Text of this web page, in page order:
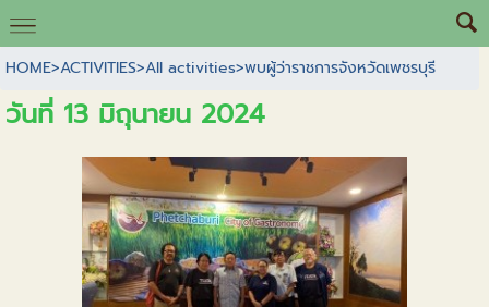
HOME>ACTIVITIES>All activities>พบผู้ว่าราชการจังหวัดเพชรบุรี
วันที่ 13 มิถุนายน 2024